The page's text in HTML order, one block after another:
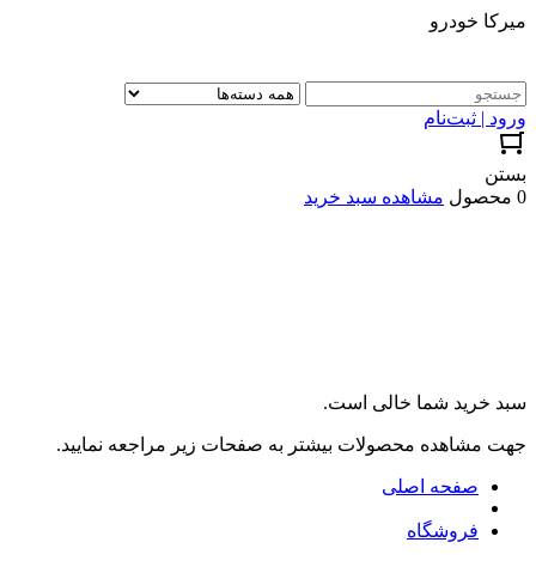
میرکا خودرو
ورود | ثبت‌نام
بستن
0 محصول
مشاهده سبد خرید
سبد خرید شما خالی است.
جهت مشاهده محصولات بیشتر به صفحات زیر مراجعه نمایید.
صفحه اصلی
فروشگاه